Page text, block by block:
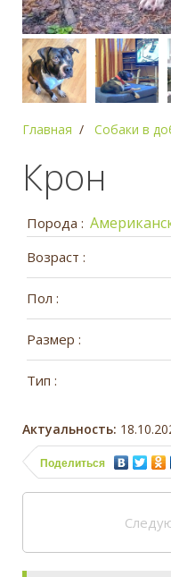
Главная Собаки в
Крон
Порода :
Возраст :
Пол :
Размер :
Тип :
Актуальность:
Поделиться